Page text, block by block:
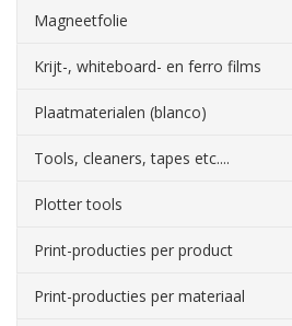
Magneetfolie
Krijt-, whiteboard- en ferro films
Plaatmaterialen (blanco)
Tools, cleaners, tapes etc....
Plotter tools
Print-producties per product
Print-producties per materiaal